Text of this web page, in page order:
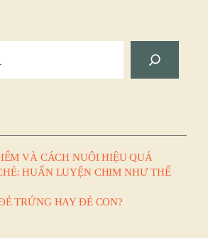
VÀ CÁCH NUÔI HIỆU QUẢ
HUẤN LUYỆN CHIM NHƯ THẾ
TRỨNG HAY ĐẺ CON?